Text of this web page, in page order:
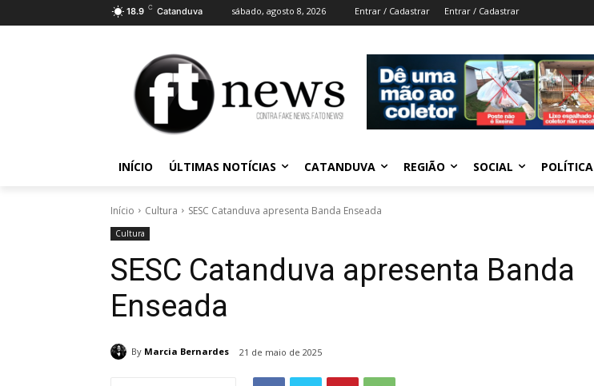
18.9 C Catanduva sábado, agosto 8, 2026 Entrar / Cadastrar Entrar / Cadastrar
INÍCIO ÚLTIMAS NOTÍCIAS CATANDUVA REGIÃO SOCIAL POLÍTICA
Início Cultura SESC Catanduva apresenta Banda Enseada
Cultura
SESC Catanduva apresenta Banda
Enseada
By Marcia Bernardes 21 de maio de 2025